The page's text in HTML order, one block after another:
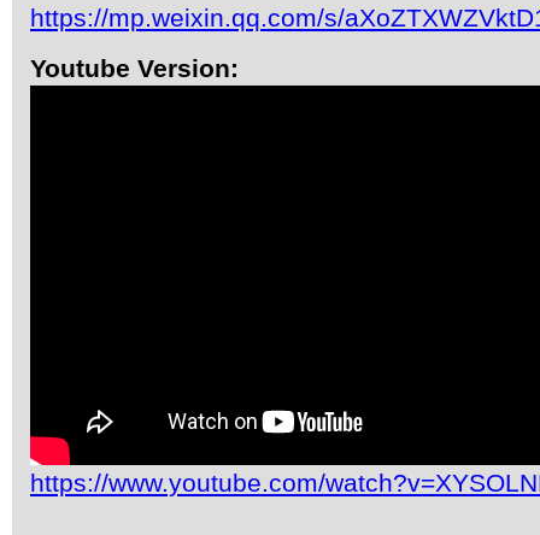
https://mp.weixin.qq.com/s/
Youtube Version:
https://www.youtube.com/